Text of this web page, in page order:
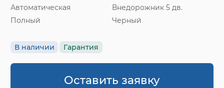
Автоматическая
Внедорожник 5 дв.
Полный
Черный
В наличии Гарантия
Оставить заявку